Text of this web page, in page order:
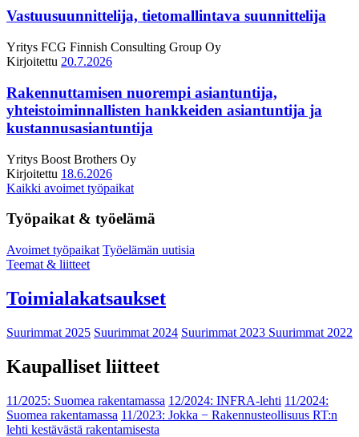
Vastuusuunnittelija, tietomallintava suunnittelija
Yritys FCG Finnish Consulting Group Oy
Kirjoitettu 20.7.2026
Rakennuttamisen nuorempi asiantuntija,
yhteistoiminnallisten hankkeiden asiantuntija ja
kustannusasiantuntija
Yritys Boost Brothers Oy
Kirjoitettu 18.6.2026
Kaikki avoimet työpaikat
Työpaikat & työelämä
Avoimet työpaikat Työelämän uutisia
Teemat & liitteet
Toimialakatsaukset
Suurimmat 2025 Suurimmat 2024 Suurimmat 2023 Suurimmat 2022
Kaupalliset liitteet
11/2025: Suomea rakentamassa 12/2024: INFRA-lehti 11/2024:
Suomea rakentamassa 11/2023: Jokka − Rakennusteollisuus RT:n
lehti kestävästä rakentamisesta